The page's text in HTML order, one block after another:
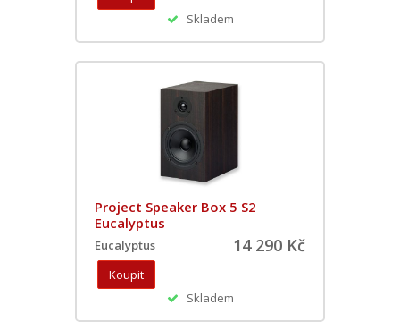
Skladem
Project Speaker Box 5 S2
Eucalyptus
Eucalyptus 14 290 Kč
Skladem